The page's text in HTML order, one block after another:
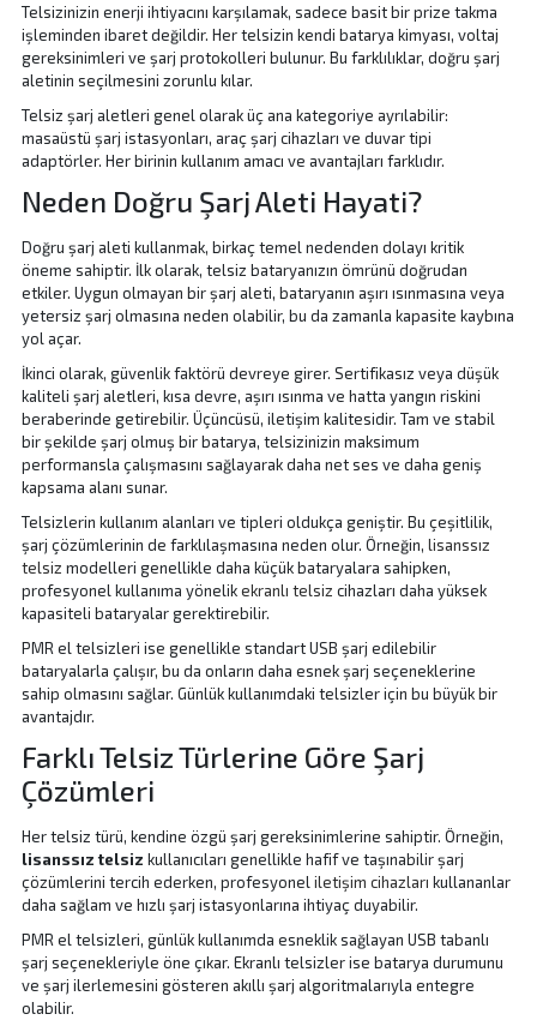
Telsizinizin enerji ihtiyacını karşılamak, sadece basit bir prize takma
işleminden ibaret değildir. Her telsizin kendi batarya kimyası, voltaj
gereksinimleri ve şarj protokolleri bulunur. Bu farklılıklar, doğru şarj
aletinin seçilmesini zorunlu kılar.
Telsiz şarj aletleri genel olarak üç ana kategoriye ayrılabilir:
masaüstü şarj istasyonları, araç şarj cihazları ve duvar tipi
adaptörler. Her birinin kullanım amacı ve avantajları farklıdır.
Neden Doğru Şarj Aleti Hayati?
Doğru şarj aleti kullanmak, birkaç temel nedenden dolayı kritik
öneme sahiptir. İlk olarak, telsiz bataryanızın ömrünü doğrudan
etkiler. Uygun olmayan bir şarj aleti, bataryanın aşırı ısınmasına veya
yetersiz şarj olmasına neden olabilir, bu da zamanla kapasite kaybına
yol açar.
İkinci olarak, güvenlik faktörü devreye girer. Sertifikasız veya düşük
kaliteli şarj aletleri, kısa devre, aşırı ısınma ve hatta yangın riskini
beraberinde getirebilir. Üçüncüsü, iletişim kalitesidir. Tam ve stabil
bir şekilde şarj olmuş bir batarya, telsizinizin maksimum
performansla çalışmasını sağlayarak daha net ses ve daha geniş
kapsama alanı sunar.
Telsizlerin kullanım alanları ve tipleri oldukça geniştir. Bu çeşitlilik,
şarj çözümlerinin de farklılaşmasına neden olur. Örneğin,lisanssız
telsiz modelleri genellikle daha küçük bataryalara sahipken,
profesyonel kullanıma yönelikekranlı telsiz cihazları daha yüksek
kapasiteli bataryalar gerektirebilir.
PMR el telsizleri ise genellikle standart USB şarj edilebilir
bataryalarla çalışır, bu da onların daha esnek şarj seçeneklerine
sahip olmasını sağlar.Günlük kullanımdaki telsizler için bu büyük bir
avantajdır.
Farklı Telsiz Türlerine Göre Şarj
Çözümleri
Her telsiz türü, kendine özgü şarj gereksinimlerine sahiptir. Örneğin,
lisanssız telsiz kullanıcıları genellikle hafif ve taşınabilir şarj
çözümlerini tercih ederken, profesyoneliletişim cihazları kullananlar
daha sağlam ve hızlı şarj istasyonlarına ihtiyaç duyabilir.
PMR el telsizleri, günlük kullanımda esneklik sağlayan USB tabanlı
şarj seçenekleriyle öne çıkar. Ekranlı telsizler ise batarya durumunu
ve şarj ilerlemesini gösteren akıllı şarj algoritmalarıyla entegre
olabilir.